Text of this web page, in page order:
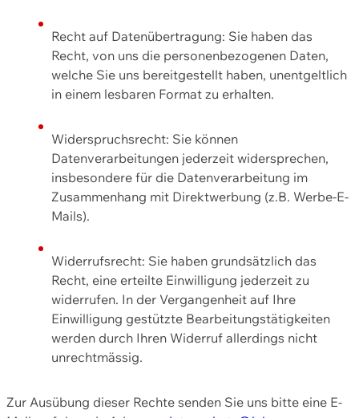
Recht auf Datenübertragung: Sie haben das
Recht, von uns die personenbezogenen Daten,
welche Sie uns bereitgestellt haben, unentgeltlich
in einem lesbaren Format zu erhalten.
Widerspruchsrecht: Sie können
Datenverarbeitungen jederzeit widersprechen,
insbesondere für die Datenverarbeitung im
Zusammenhang mit Direktwerbung (z.B. Werbe-E-
Mails).
Widerrufsrecht: Sie haben grundsätzlich das
Recht, eine erteilte Einwilligung jederzeit zu
widerrufen. In der Vergangenheit auf Ihre
Einwilligung gestützte Bearbeitungstätigkeiten
werden durch Ihren Widerruf allerdings nicht
unrechtmässig.
Zur Ausübung dieser Rechte senden Sie uns bitte eine E-